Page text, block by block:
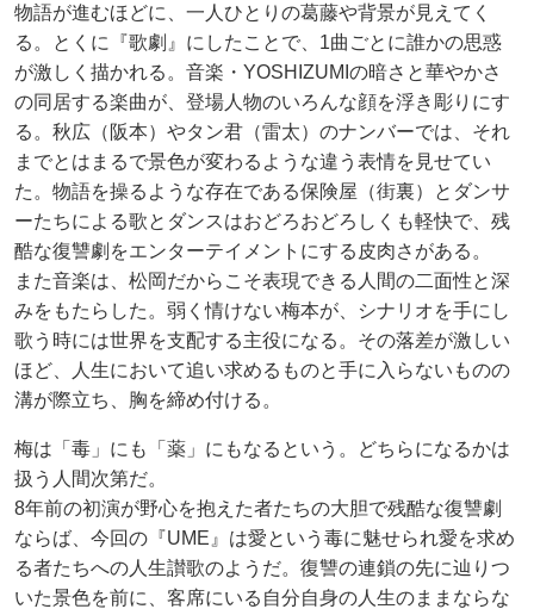
物語が進むほどに、一人ひとりの葛藤や背景が見えてく
る。とくに『歌劇』にしたことで、1曲ごとに誰かの思惑
が激しく描かれる。音楽・YOSHIZUMIの暗さと華やかさ
の同居する楽曲が、登場人物のいろんな顔を浮き彫りにす
る。秋広（阪本）やタン君（雷太）のナンバーでは、それ
までとはまるで景色が変わるような違う表情を見せてい
た。物語を操るような存在である保険屋（街裏）とダンサ
ーたちによる歌とダンスはおどろおどろしくも軽快で、残
酷な復讐劇をエンターテイメントにする皮肉さがある。
また音楽は、松岡だからこそ表現できる人間の二面性と深
みをもたらした。弱く情けない梅本が、シナリオを手にし
歌う時には世界を支配する主役になる。その落差が激しい
ほど、人生において追い求めるものと手に入らないものの
溝が際立ち、胸を締め付ける。
梅は「毒」にも「薬」にもなるという。どちらになるかは
扱う人間次第だ。
8年前の初演が野心を抱えた者たちの大胆で残酷な復讐劇
ならば、今回の『UME』は愛という毒に魅せられ愛を求め
る者たちへの人生讃歌のようだ。復讐の連鎖の先に辿りつ
いた景色を前に、客席にいる自分自身の人生のままならな